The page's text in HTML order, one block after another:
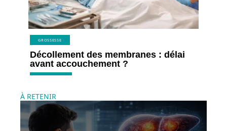
GROSSESSE
Décollement des membranes : délai
avant accouchement ?
À RETENIR